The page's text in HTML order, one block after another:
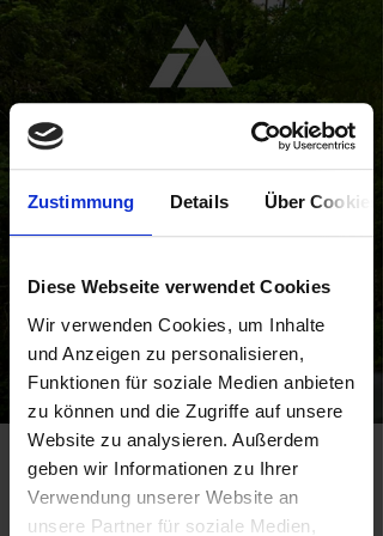
Zustimmung Details Über Cookies
Diese Webseite verwendet Cookies
Wir verwenden Cookies, um Inhalte
und Anzeigen zu personalisieren,
Funktionen für soziale Medien anbieten
zu können und die Zugriffe auf unsere
Website zu analysieren. Außerdem
geben wir Informationen zu Ihrer
Verwendung unserer Website an
unsere Partner für soziale Medien,
AGB
Allgemeine
Geschäftsbe